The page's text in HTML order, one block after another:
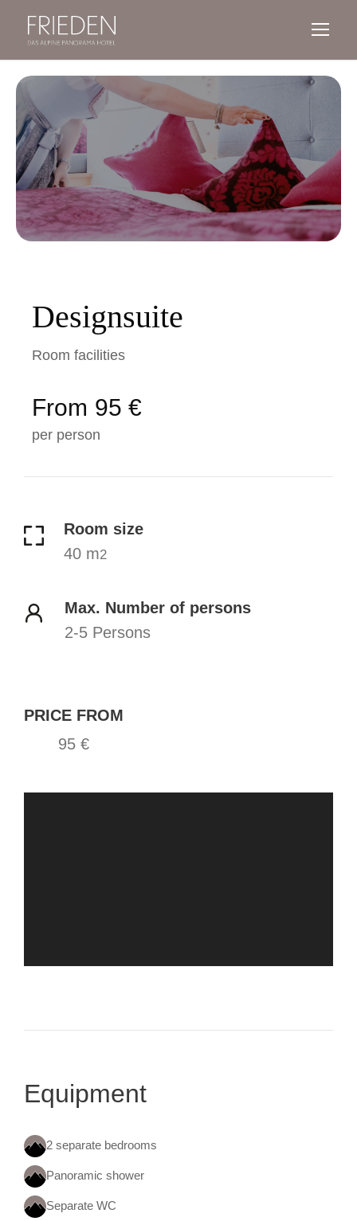
Designsuite
From 95 €
per person
Room facilities
Room size
40 m2
Max. Number of persons
2-5 Persons
PRICE FROM
95 €
Equipment
2 separate bedrooms
Panoramic shower
Separate WC